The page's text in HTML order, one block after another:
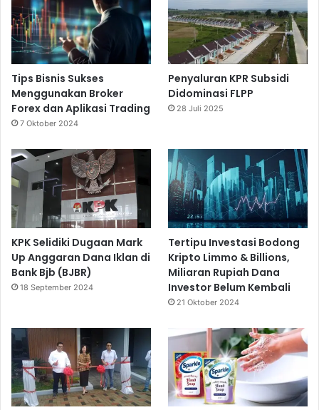
Tips Bisnis Sukses
Menggunakan Broker
Forex dan Aplikasi Trading
7 Oktober 2024
Penyaluran KPR Subsidi
Didominasi FLPP
28 Juli 2025
KPK Selidiki Dugaan Mark
Up Anggaran Dana Iklan di
Bank Bjb (BJBR)
18 September 2024
Tertipu Investasi Bodong
Kripto Limmo & Billions,
Miliaran Rupiah Dana
Investor Belum Kembali
21 Oktober 2024